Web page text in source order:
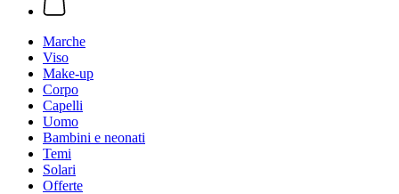
Marche
Viso
Make-up
Corpo
Capelli
Uomo
Bambini e neonati
Temi
Solari
Offerte